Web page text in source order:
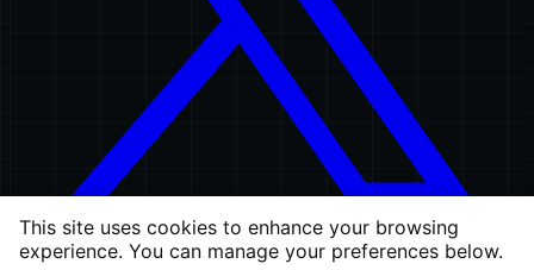
This site uses cookies to enhance your browsing
experience. You can manage your preferences below.